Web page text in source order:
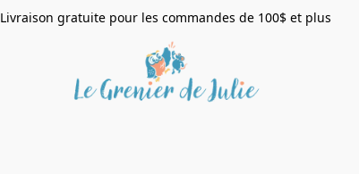
Livraison gratuite pour les commandes de 100$ et plus